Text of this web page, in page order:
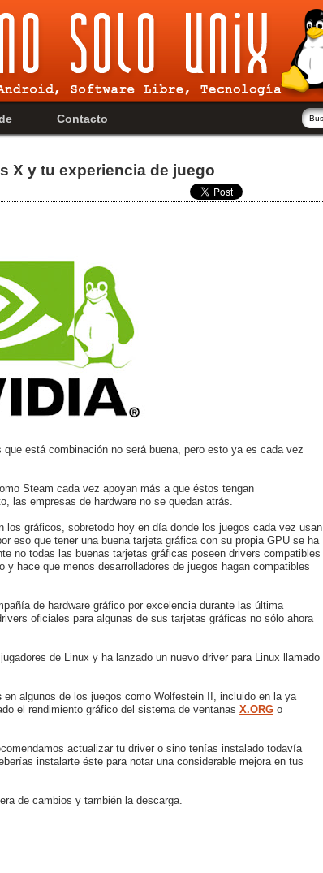
Contacto
X y tu experiencia de juego
está combinación no será buena, pero esto ya es cada vez
Steam cada vez apoyan más a que éstos tengan
las empresas de hardware no se quedan atrás.
los gráficos, sobretodo hoy en día donde los juegos cada vez usan
eso que tener una buena tarjeta gráfica con su propia GPU se ha
no todas las buenas tarjetas gráficas poseen drivers compatibles
hace que menos desarrolladores de juegos hagan compatibles
de hardware gráfico por excelencia durante las última
oficiales para algunas de sus tarjetas gráficas no sólo ahora
de Linux y ha lanzado un nuevo driver para Linux llamado
en algunos de los juegos como Wolfestein II, incluido en la ya
el rendimiento gráfico del sistema de ventanas X.ORG o
actualizar tu driver o sino tenías instalado todavía
instalarte éste para notar una considerable mejora en tus
de cambios y también la descarga.